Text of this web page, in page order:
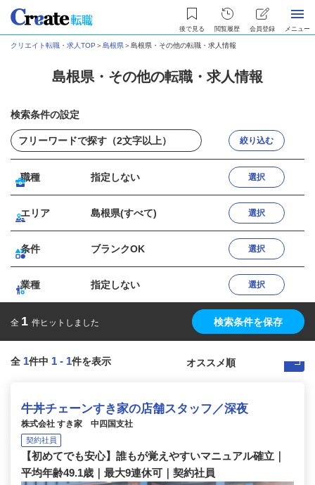
後で見る 閲覧履歴 会員登録 メニュー
クリエイト転職・求人TOP ＞島根県＞島根県・その他の転職・求人情報
島根県・その他の転職・求人情報
検索条件の設定
絞り込む
職種 指定しない 選択
エリア 島根県(すべて) 選択
条件 ブランクOK 選択
業種 指定しない 選択
全 1 件ヒットしました 検索条件を保存
全 1件中 1 - 1件を表示
牛丼チェーンすき家の店舗スタッフ／深夜
株式会社 すき家 中四国支社
契約社員
【初めてでも安心】誰もが覚えやすいマニュアル確立｜
平均年齢49.1歳｜最大9連休可｜契約社員